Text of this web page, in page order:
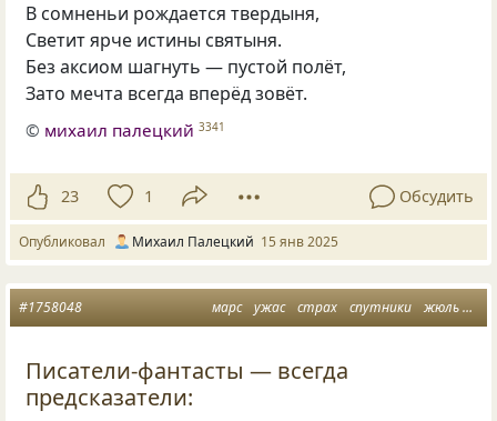
В сомненьи рождается твердыня,
Светит ярче истины святыня.
Без аксиом шагнуть — пустой полёт,
Зато мечта всегда вперёд зовёт.
© михаил палецкий 3341
23 1 Обсудить
Опубликовал Михаил Палецкий 15 янв 2025
марс ужас страх спутники жюль верн
#1758048
Писатели-фантасты — всегда
предсказатели: